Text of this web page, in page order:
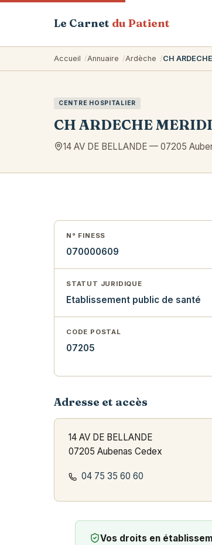
Le Carnet du Patient
Accueil Annuaire Ardèche CH
CENTRE HOSPITALIER
CH ARDECHE
14 AV DE BELLANDE — 07205
N° FINESS
070000609
STATUT JURIDIQUE
Etablissement public de santé
CODE POSTAL
07205
Adresse et accès
14 AV DE BELLANDE
07205 Aubenas Cedex
04 75 35 60 60
Vos droits en